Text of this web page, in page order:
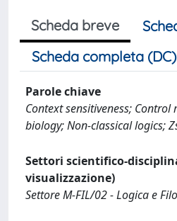
Scheda breve
Scheda completa (DC)
Parole chiave
Context sensitiveness;
biology; Non-classical logics;
Settori scientifico-
visualizzazione)
Settore M-FIL/02 - Logica e